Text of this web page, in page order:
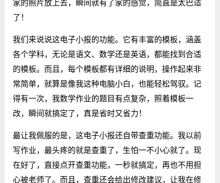
家的照片放上去，瞬间就有了家的感觉，简直是太巴适
了！
我们来说说这电子小报的功能。它有丰富的模板，涵盖
各个学科，无论是语文、数学还是英语，都能找到合适
的模板。而且，每个模板都有详细的说明，操作起来非
常简单，就算是像我这种电脑小白，也能轻松驾驭。记
得有一次，我数学作业的题目有点复杂，照着模板一
改，瞬间就搞定了，真是省时又省力！
最让我佩服的是，这电子小报还自带查重功能。我以前
写作业，最头疼的就是查重了，生怕一不小心就了。现
在好了，直接点开查重功能，一秒就搞定，再也不用担
心被老师了。而且，查重还会给出修改建议，让我在修